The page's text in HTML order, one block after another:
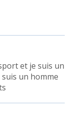
et je suis un
un homme